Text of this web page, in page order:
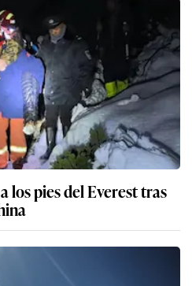
los pies del Everest tras